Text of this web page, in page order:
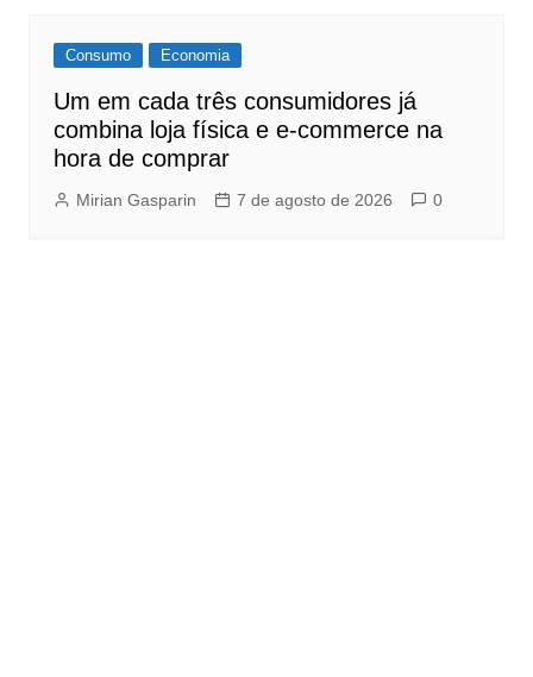
Consumo Economia
Um em cada três consumidores já
combina loja física e e-commerce na
hora de comprar
Mirian Gasparin 7 de agosto de 2026 0